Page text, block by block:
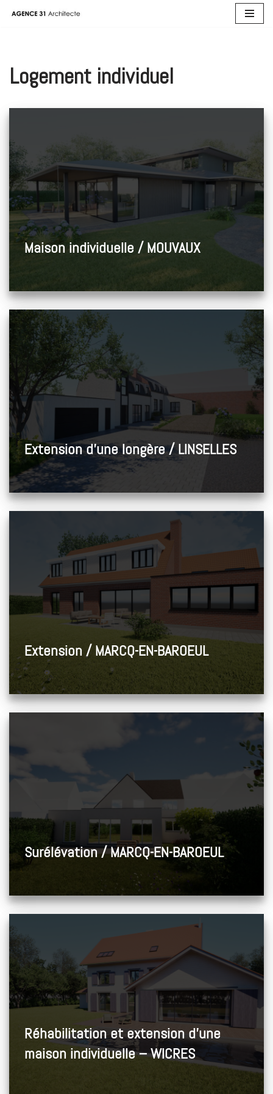
Logement individuel
Maison individuelle / MOUVAUX
Extension d’une longère / LINSELLES
Extension / MARCQ-EN-BAROEUL
Surélévation / MARCQ-EN-BAROEUL
Réhabilitation et extension d’une
maison individuelle – WICRES